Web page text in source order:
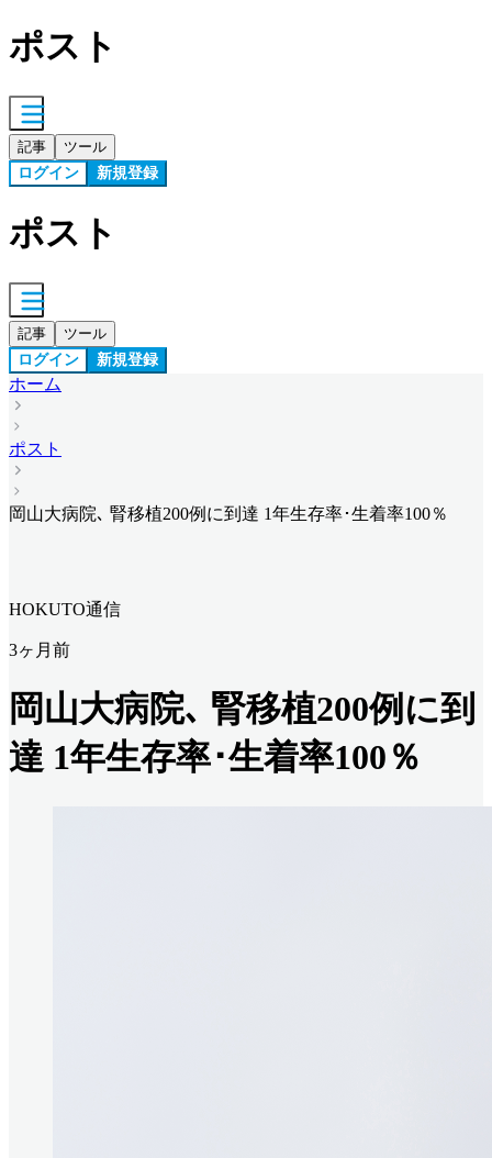
ポスト
記事 ツール
ログイン 新規登録
ポスト
記事 ツール
ログイン 新規登録
ホーム
ポスト
岡山大病院､ 腎移植200例に到達 1年生存率･生着率100％
HOKUTO通信
3ヶ月前
岡山大病院､ 腎移植200例に到
達 1年生存率･生着率100％